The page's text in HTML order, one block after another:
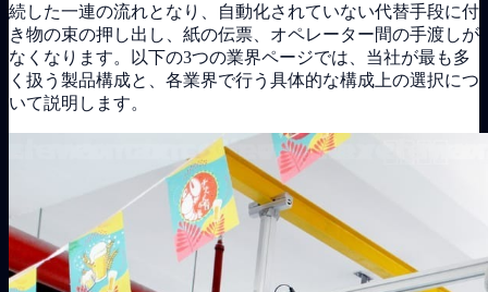
続した一連の流れとなり、自動化されていない代替手段に付
き物の束の押し出し、紙の伝票、オペレーター間の手渡しが
なくなります。以下の3つの業界ページでは、当社が最も多
く扱う製品構成と、各業界で行う具体的な構成上の選択につ
いて説明します。